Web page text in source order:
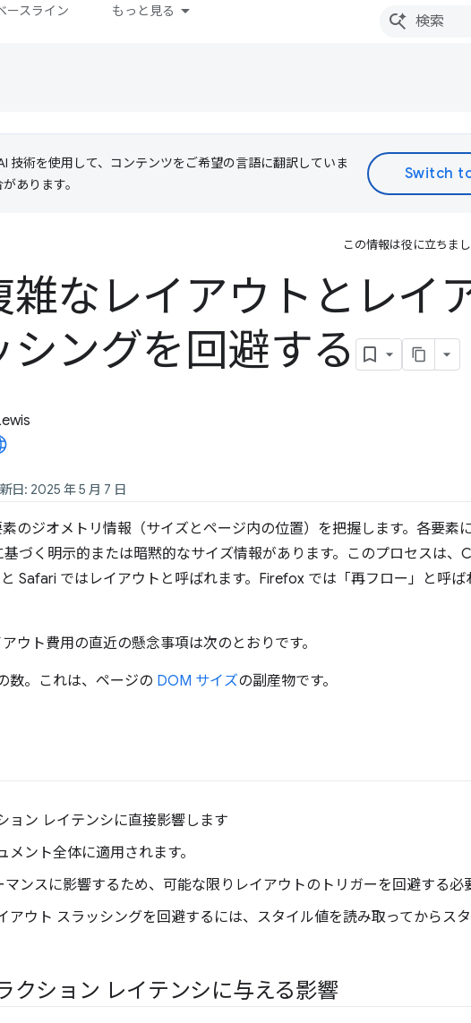
ースライン もっと見る
技術を使用して、コンテンツをご希望の言語に翻訳していま
あります。
この情報は役に立ちま
なレイアウトとレイ
シングを回避する
日: 2025 年 5 月 7 日
のジオメトリ情報（サイズとページ内の位置）を把握します。各要素
づく明示的または暗黙的なサイズ情報があります。このプロセスは、
Safari ではレイアウトと呼ばれます。Firefox では「再フロー」と呼ば
ウト費用の直近の懸念事項は次のとおりです。
数。これは、ページの DOM サイズの副産物です。
ョン レイテンシに直接影響します
ント全体に適用されます。
ンスに影響するため、可能な限りレイアウトのトリガーを回避する必
アウト スラッシングを回避するには、スタイル値を読み取ってからス
クション レイテンシに与える影響